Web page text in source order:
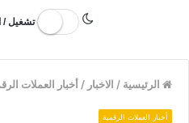
تشغيل /
الرئيسية / الاخبار /أخبار العملات
أخبار العملات الرقمية